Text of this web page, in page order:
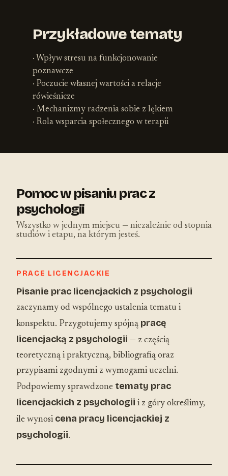
Przykładowe tematy
· Wpływ stresu na funkcjonowanie
poznawcze
· Poczucie własnej wartości a relacje
rówieśnicze
· Mechanizmy radzenia sobie z lękiem
· Rola wsparcia społecznego w terapii
Pomoc w pisaniu prac z
psychologii
Wszystko w jednym miejscu — niezależnie od stopnia
studiów i etapu, na którym jesteś.
PRACE LICENCJACKIE
Pisanie prac licencjackich z psychologii
zaczynamy od wspólnego ustalenia tematu i
konspektu. Przygotujemy spójną pracę
licencjacką z psychologii — z częścią
teoretyczną i praktyczną, bibliografią oraz
przypisami zgodnymi z wymogami uczelni.
Podpowiemy sprawdzone tematy prac
licencjackich z psychologii i z góry określimy,
ile wynosi cena pracy licencjackiej z
psychologii.